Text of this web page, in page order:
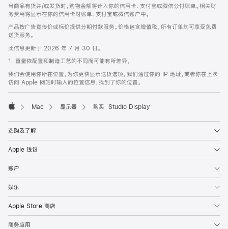
当商品有货并/或发货时，购物金额将计入你的信用卡、支付宝或微信分付账单。相关财
务费用将显示在你的信用卡对账单、支付宝或微信账户中。
产品按广告宣传价或标价提供分期付款服务。价格包含增值税。所有订单均可享受免费
送货服务。
此信息更新于 2026 年 7 月 30 日。
1. 重量依配置和制造工艺的不同而可能有所差异。
我们会使用你所在位置，为你更快显示送货选项。我们通过你的 IP 地址，或者你在上次
访问 Apple 网站时输入的位置信息，找到了你的位置。
Mac 显示器 购买 Studio Display
选购及了解
Apple 钱包
账户
娱乐
Apple Store 商店
商务应用